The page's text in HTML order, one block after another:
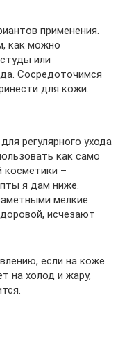
применения.
как можно
или
Сосредоточимся
для кожи.
регулярного ухода
как само
косметики –
я дам ниже.
мелкие
исчезают
если на коже
на холод и жару,